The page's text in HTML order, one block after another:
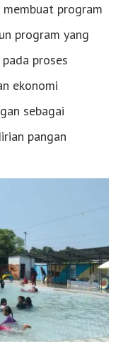
program
program yang
proses
ekonomi
sebagai
pangan